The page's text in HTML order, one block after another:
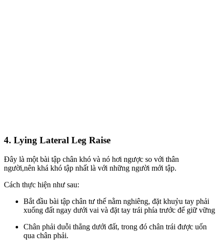
4. Lying Lateral Leg Raise
Đây là một bài tập chân khó và nó hơi ngược so với thân
người,nên khá khó tập nhất là với những người mới tập.
Cách thực hiện như sau:
Bắt đầu bài tập chân tư thế nằm nghiêng, đặt khuỷu tay phải
xuống đất ngay dưới vai và đặt tay trái phía trước để giữ vững
Chân phải duỗi thẳng dưới đất, trong đó chân trái được uốn
qua chân phải.